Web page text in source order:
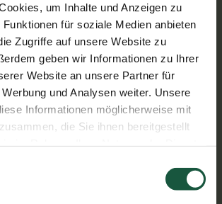
um Inhalte und Anzeigen zu
für soziale Medien anbieten
Zugriffe auf unsere Website zu
geben wir Informationen zu Ihrer
Website an unsere Partner für
und Analysen weiter. Unsere
Informationen möglicherweise mit
die Sie ihnen bereitgestellt
unsere Webseite weiterhin nutzen.
wird seit Beginn in einem kleinen
mit langer Historie hergestellt.
Röstung und Vermahlung der
der typisch kräftige und
werden die Zichorienwurzeln,
eine entscheidende Rolle: Es